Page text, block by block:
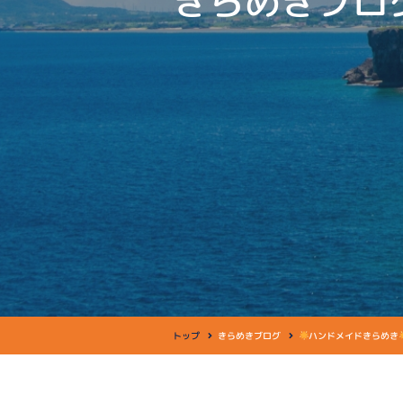
トップ きらめきブログ ハンドメイドきらめき